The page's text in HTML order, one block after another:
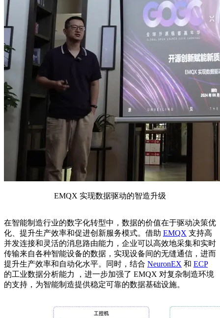
EMQX 实现数据驱动的智造升级
在智能制造行业的数字化转型中，数据的价值在于驱动决策优
化、提升生产效率和促进创新服务模式。借助 EMQX 支持高
并发连接和灵活的消息路由能力，企业可以高效地采集和实时
传输来自各种智能设备的数据，实现设备间的无缝通信，进而
提升生产效率和自动化水平。同时，结合 NeuronEX 和 ECP
的工业数据分析能力 ，进一步加强了 EMQX 对复杂制造环境
的支持，为智能制造提供稳定可靠的数据基础设施。